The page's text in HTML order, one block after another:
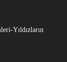
Yıldızların